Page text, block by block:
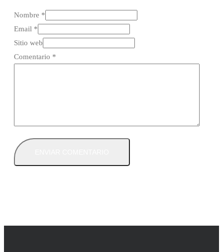
Nombre *
Email *
Sitio web
Comentario *